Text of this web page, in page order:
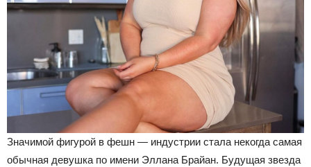
Значимой фигурой в фешн — индустрии стала некогда самая
обычная девушка по имени Эллана Брайан. Будущая звезда